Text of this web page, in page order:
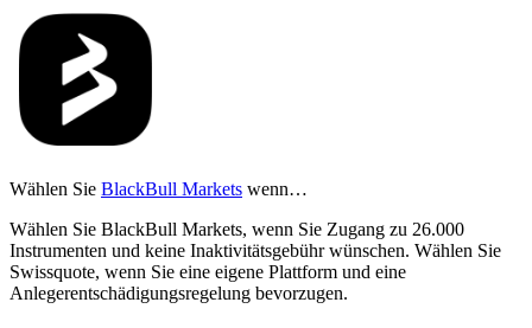
Wählen Sie BlackBull Markets wenn…
Wählen Sie BlackBull Markets, wenn Sie Zugang zu 26.000
Instrumenten und keine Inaktivitätsgebühr wünschen. Wählen Sie
Swissquote, wenn Sie eine eigene Plattform und eine
Anlegerentschädigungsregelung bevorzugen.